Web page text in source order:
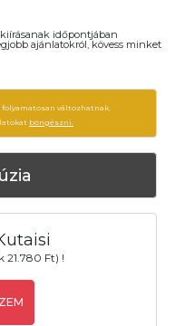
időpontjában
ajánlatokról, kövess minket
változhatnak,
böngészni.
21.780 Ft) !